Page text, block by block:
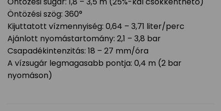
Öntözési szög: 360°
Kijuttatott vízmennyiség: 0,64 – 3,71 liter/perc
Ajánlott nyomástartomány: 2,1 – 3,8 bar
Csapadékintenzitás: 18 – 27 mm/óra
A vízsugár legmagasabb pontja: 0,4 m (2 bar
nyomáson)